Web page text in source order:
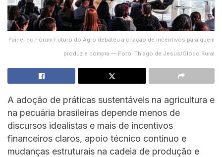
Painel no Fórum Futuro do Agro debateu a criação de incentivos para quem
produz e compra — Foto: Thiago de Jesus/Globo Rural
A adoção de práticas sustentáveis na agricultura e
na pecuária brasileiras depende menos de
discursos idealistas e mais de incentivos
financeiros claros, apoio técnico contínuo e
mudanças estruturais na cadeia de produção e